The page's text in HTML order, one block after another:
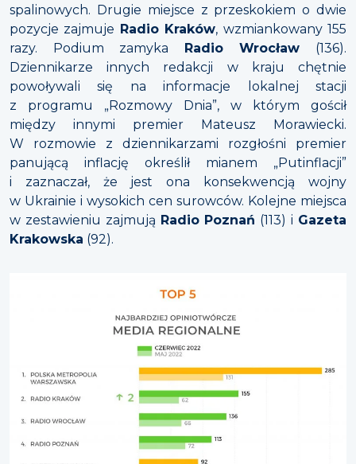
spalinowych. Drugie miejsce z przeskokiem o dwie
pozycje zajmuje Radio Kraków, wzmiankowany 155
razy. Podium zamyka
Radio Wrocław (136).
Dziennikarze innych redakcji w kraju chętnie
powoływali się na informacje lokalnej stacji
z programu „Rozmowy Dnia”, w którym gościł
między innymi premier Mateusz Morawiecki.
W rozmowie z dziennikarzami rozgłośni premier
panującą inflację określił mianem „Putinflacji”
i zaznaczał, że jest ona konsekwencją wojny
w Ukrainie i wysokich cen surowców. Kolejne miejsca
w zestawieniu zajmują Radio Poznań (113) i Gazeta
Krakowska (92).